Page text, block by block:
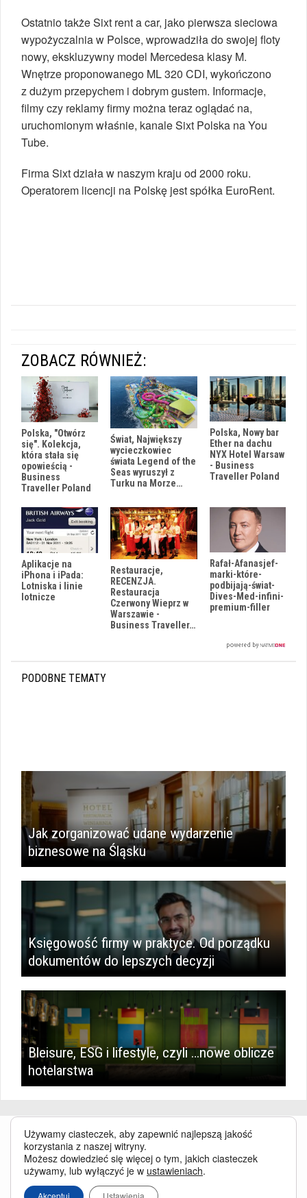
Ostatnio także Sixt rent a car, jako pierwsza sieciowa
wypożyczalnia w Polsce, wprowadziła do swojej floty
nowy, ekskluzywny model Mercedesa klasy M.
Wnętrze proponowanego ML 320 CDI, wykończono
z dużym przepychem i dobrym gustem. Informacje,
filmy czy reklamy firmy można teraz oglądać na,
uruchomionym właśnie, kanale Sixt Polska na You
Tube.
Firma Sixt działa w naszym kraju od 2000 roku.
Operatorem licencji na Polskę jest spółka EuroRent.
ZOBACZ RÓWNIEŻ:
Polska, "Otwórz
się". Kolekcja,
która stała się
opowieścią -
Business
Traveller Poland
Świat, Największy
wycieczkowiec
świata Legend of the
Seas wyruszył z
Turku na Morze…
Polska, Nowy bar
Ether na dachu
NYX Hotel Warsaw
- Business
Traveller Poland
Aplikacje na
iPhona i iPada:
Lotniska i linie
lotnicze
Restauracje,
RECENZJA.
Restauracja
Czerwony Wieprz w
Warszawie -
Business Traveller…
Rafał-Afanasjef-
marki-które-
podbijają-świat-
Dives-Med-infini-
premium-filler
PODOBNE TEMATY
Jak zorganizować udane wydarzenie
biznesowe na Śląsku
Księgowość firmy w praktyce. Od porządku
dokumentów do lepszych decyzji
Bleisure, ESG i lifestyle, czyli …nowe oblicze
hotelarstwa
Serwis BusinessTraveller.pl wykorzystuje pliki cookies
Używamy ciasteczek, aby zapewnić najlepszą jakość
korzystania z naszej witryny.
Możesz dowiedzieć się więcej o tym, jakich ciasteczek
używamy, lub wyłączyć je w ustawieniach.
Akceptuj Ustawienia